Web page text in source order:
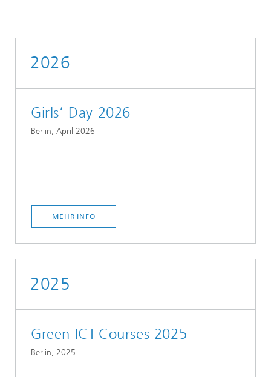
2026
Girls‘ Day 2026
Berlin, April 2026
MEHR INFO
2025
Green ICT-Courses 2025
Berlin, 2025